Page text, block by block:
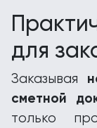
для
Заказывая
сметной
только